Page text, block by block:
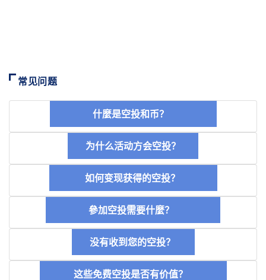
常见问题
什麼是空投和币？
为什么活动方会空投？
如何变现获得的空投？
參加空投需要什麼？
没有收到您的空投？
这些免费空投是否有价值？